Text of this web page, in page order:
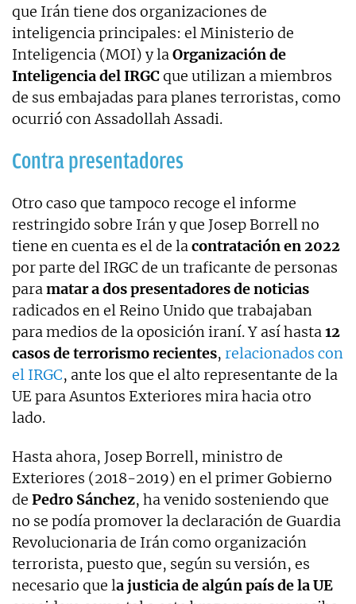
que Irán tiene dos organizaciones de
inteligencia principales: el Ministerio de
Inteligencia (MOI) y laOrganización de
Inteligencia del IRGCque utilizan a miembros
de sus embajadas para planes terroristas, como
ocurrió con Assadollah Assadi.
Contra presentadores
Otro caso que tampoco recoge el informe
restringido sobre Irán y que Josep Borrell no
tiene en cuenta es el de lacontratación en 2022
por parte del IRGC de un traficante de personas
paramatar a dos presentadores de noticias
radicados en el Reino Unido que trabajaban
para medios de la oposición iraní. Y así hasta12
casos de terrorismo recientes, relacionados con
el IRGC, ante los que el alto representante de la
UE para Asuntos Exteriores mira hacia otro
lado.
Hasta ahora, Josep Borrell, ministro de
Exteriores (2018-2019) en el primer Gobierno
de Pedro Sánchez, ha venido sosteniendo que
no se podía promover la declaración de Guardia
Revolucionaria de Irán como organización
terrorista, puesto que, según su versión, es
necesario que la justicia de algún país de la UE